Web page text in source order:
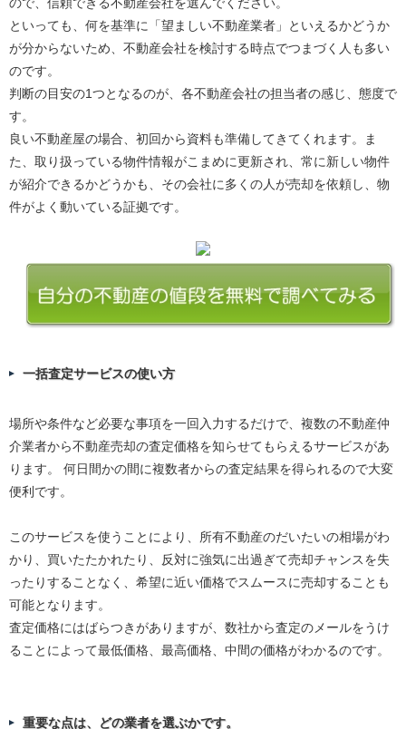
といっても、何を基準に「望ましい不動産業者」といえるかどうか
が分からないため、不動産会社を検討する時点でつまづく人も多い
のです。
判断の目安の1つとなるのが、各不動産会社の担当者の感じ、態度で
す。
良い不動産屋の場合、初回から資料も準備してきてくれます。ま
た、取り扱っている物件情報がこまめに更新され、常に新しい物件
が紹介できるかどうかも、その会社に多くの人が売却を依頼し、物
件がよく動いている証拠です。
一括査定サービスの使い方
場所や条件など必要な事項を一回入力するだけで、複数の不動産仲
介業者から不動産売却の査定価格を知らせてもらえるサービスがあ
ります。 何日間かの間に複数者からの査定結果を得られるので大変
便利です。
このサービスを使うことにより、所有不動産のだいたいの相場がわ
かり、買いたたかれたり、反対に強気に出過ぎて売却チャンスを失
ったりすることなく、希望に近い価格でスムースに売却することも
可能となります。
査定価格にはばらつきがありますが、数社から査定のメールをうけ
ることによって最低価格、最高価格、中間の価格がわかるのです。
重要な点は、どの業者を選ぶかです。